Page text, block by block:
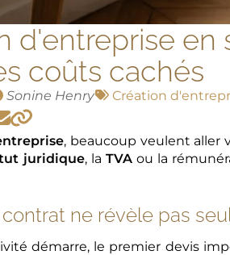
d'entreprise en
coûts cachés
Publié
par
Sonine Henry
Tags
Création
, beaucoup veulent aller
juridique, la TVAou la
ne révèle pas
démarre, le premier devis